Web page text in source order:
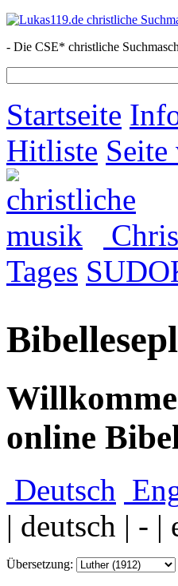
- Die CSE* christliche
Startseite
Hitliste Seite
Tages
online
Deutsch
| deutsch | -
Übersetzung: